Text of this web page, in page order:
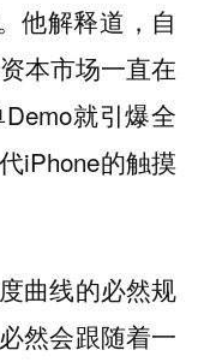
他解释道，自
本市场一直在
就引爆全
iPhone的触摸
曲线的必然规
然会跟随着一